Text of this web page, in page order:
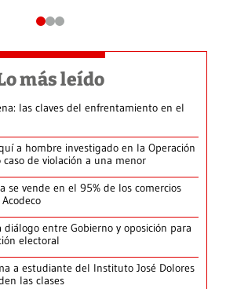
más leído
las claves del enfrentamiento en el
a hombre investigado en la Operación
de violación a una menor
se vende en el 95% de los comercios
diálogo entre Gobierno y oposición para
electoral
a estudiante del Instituto José Dolores
las clases